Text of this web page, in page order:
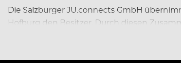
Die Salzburger JU.connects GmbH
Hofburg den Besitzer. Durch diesen